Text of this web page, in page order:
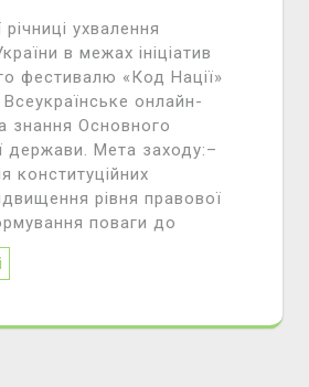
ухвалення
в межах ініціатив
фестивалю «Код Нації»
онлайн-
знання Основного
держави. Мета заходу:–
конституційних
рівня правової
поваги до